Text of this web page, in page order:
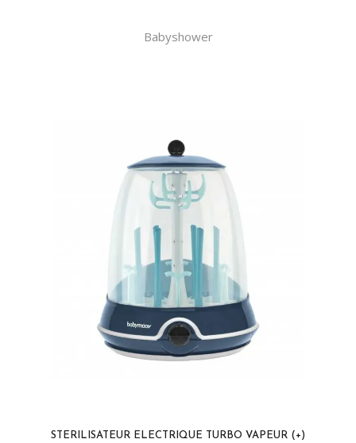
Babyshower
STERILISATEUR ELECTRIQUE TURBO VAPEUR (+)